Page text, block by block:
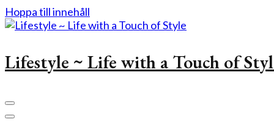
Hoppa till innehåll
Lifestyle ~ Life with a Touch of